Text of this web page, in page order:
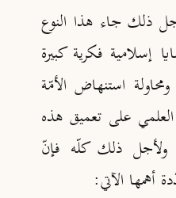
ذلك جاء هذا النوع
إسلامية فكرية كبيرة
استنهاض الأمّة
على تعميق هذه
ولأجل ذلك كلّه فإنّ
أهمها الآتي: